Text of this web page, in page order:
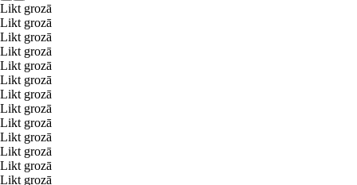
Likt grozā
Likt grozā
Likt grozā
Likt grozā
Likt grozā
Likt grozā
Likt grozā
Likt grozā
Likt grozā
Likt grozā
Likt grozā
Likt grozā
Likt grozā